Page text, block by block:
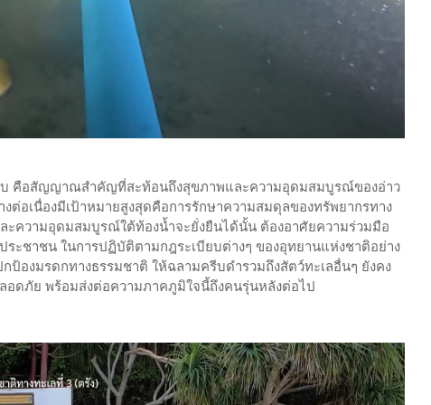
คือสัญญาณสำคัญที่สะท้อนถึงสุขภาพและความอุดมสมบูรณ์ของอ่าว
อเนื่องมีเป้าหมายสูงสุดคือการรักษาความสมดุลของทรัพยากรทาง
ะความอุดมสมบูรณ์ใต้ท้องน้ำจะยั่งยืนได้นั้น ต้องอาศัยความร่วมมือ
ะชาชน ในการปฏิบัติตามกฎระเบียบต่างๆ ของอุทยานแห่งชาติอย่าง
ป้องมรดกทางธรรมชาติ ให้ฉลามครีบดำรวมถึงสัตว์ทะเลอื่นๆ ยังคง
อดภัย พร้อมส่งต่อความภาคภูมิใจนี้ถึงคนรุ่นหลังต่อไป